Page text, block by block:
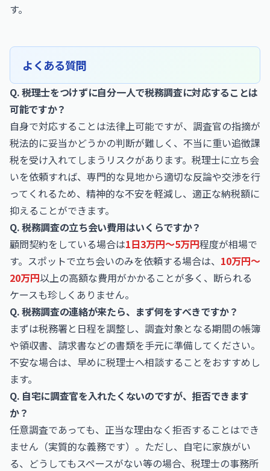
す。
よくある質問
Q. 税理士をつけずに自分一人で税務調査に対応することは
可能ですか？
自身で対応することは法律上可能ですが、調査官の指摘が
税法的に妥当かどうかの判断が難しく、不当に重い追徴課
税を受け入れてしまうリスクがあります。税理士に立ち会
いを依頼すれば、専門的な見地から適切な反論や交渉を行
ってくれるため、精神的な不安を軽減し、適正な納税額に
抑えることができます。
Q. 税務調査の立ち会い費用はいくらですか？
顧問契約をしている場合は1日3万円〜5万円程度が相場で
す。スポットで立ち会いのみを依頼する場合は、 10万円〜
20万円以上の高額な費用がかかることが多く、断られる
ケースも珍しくありません。
Q. 税務調査の連絡が来たら、まず何をすべきですか？
まずは税務署と日程を調整し、調査対象となる期間の帳簿
や領収書、請求書などの書類を手元に準備してください。
不安な場合は、早めに税理士へ相談することをおすすめし
ます。
Q. 自宅に調査官を入れたくないのですが、拒否できます
か？
任意調査であっても、正当な理由なく拒否することはでき
ません（実質的な義務です）。ただし、自宅に家族がい
る、どうしてもスペースがない等の場合、税理士の事務所